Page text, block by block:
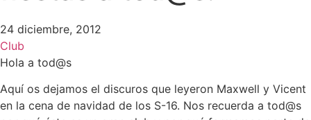
24 diciembre, 2012
Club
Hola a tod@s
Aquí os dejamos el discuros que leyeron Maxwell y Vicent
en la cena de navidad de los S-16. Nos recuerda a tod@s